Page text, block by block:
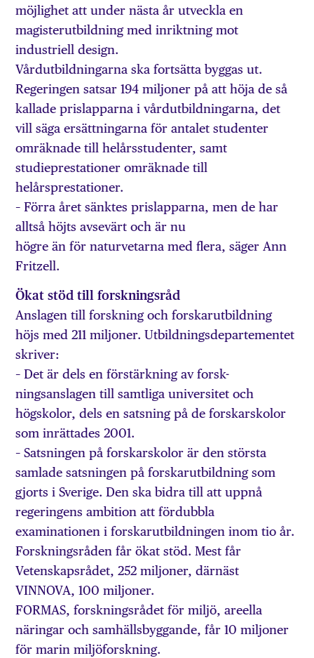
möjlighet att under nästa år utveckla en
magisterutbildning med inriktning mot
industriell design.
Vårdutbildningarna ska fortsätta byggas ut.
Regeringen satsar 194 miljoner på att höja de så
kallade prislapparna i vårdutbildningarna, det
vill säga ersättningarna för antalet studenter
omräknade till helårsstudenter, samt
studieprestationer omräknade till
helårsprestationer.
– Förra året sänktes prislapparna, men de har
alltså höjts avsevärt och är nu
högre än för naturvetarna med flera, säger Ann
Fritzell.
Ökat stöd till forskningsråd
Anslagen till forskning och forskarutbildning
höjs med 211 miljoner. Utbildningsdepartementet
skriver:
– Det är dels en förstärkning av forsk-
ningsanslagen till samtliga universitet och
högskolor, dels en satsning på de forskarskolor
som inrättades 2001.
– Satsningen på forskarskolor är den största
samlade satsningen på forskarutbildning som
gjorts i Sverige. Den ska bidra till att uppnå
regeringens ambition att fördubbla
examinationen i forskarutbildningen inom tio år.
Forskningsråden får ökat stöd. Mest får
Vetenskapsrådet, 252 miljoner, därnäst
VINNOVA, 100 miljoner.
FORMAS, forskningsrådet för miljö, areella
näringar och samhällsbyggande, får 10 miljoner
för marin miljöforskning.